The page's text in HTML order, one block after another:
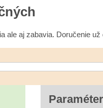
ale aj zabavia. Doručenie už